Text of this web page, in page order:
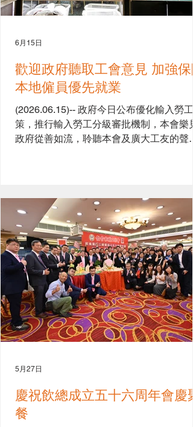
歡迎政府聽取工會意見 加強保障
本地僱員優先就業
(2026.06.15)-- 政府今日公布優化輸入勞工
策，推行輸入勞工分級審批機制，本會樂見
政府從善如流，聆聽本會及廣大工友的聲
化外勞政策，維護本地工人就業優先。
6月15日
慶祝飲總成立五十六周年會慶聚
餐
5月27日